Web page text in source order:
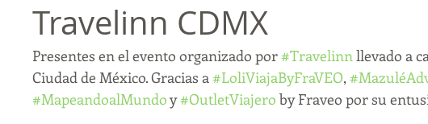
Travelinn CDMX
Presentes en el evento organizado por #Travelinn llevado a
Ciudad de México. Gracias a #LoliViajaByFraVEO,
#MapeandoalMundo y #OutletViajero by Fraveo por su